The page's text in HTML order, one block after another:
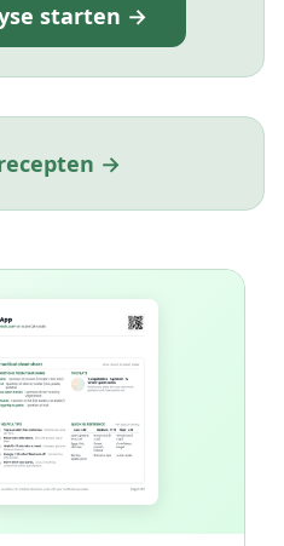
starten →
→